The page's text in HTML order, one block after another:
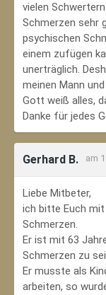
vielen
Schmerzen sehr
psychischen
einem zufügen
unerträglich.
meinen Mann
Gott weiß alles,
Danke für jedes
Gerhard B. am
Liebe Mitbeter,
ich bitte Euch
Schmerzen.
Er ist mit 63
Schmerzen zu
Er musste als
arbeiten, so